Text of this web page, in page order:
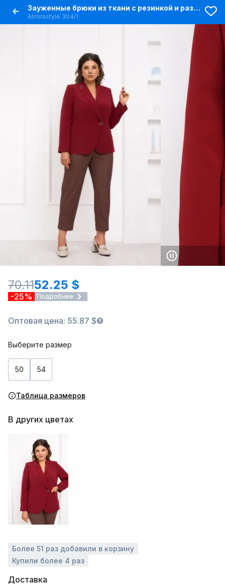
Зауженные брюки из ткани с резинкой и разрезами внизу
Almirastyle 304/1
70.1152.25 $
-25% Подробнее
Оптовая цена: 55.87 $
Выберите размер
50 54
Таблица размеров
В других цветах
Более 51 раз добавили в корзину
Купили более 4 раз
Доставка